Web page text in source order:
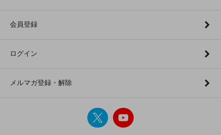
会員登録
ログイン
メルマガ登録・解除